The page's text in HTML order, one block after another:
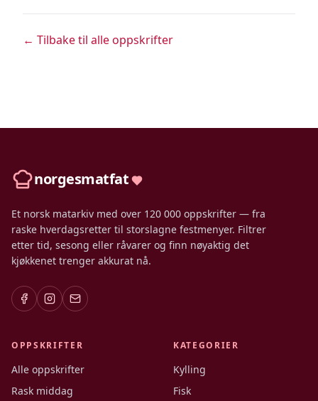
← Tilbake til alle oppskrifter
norgesmatfat
Et norsk matarkiv med over 120 000 oppskrifter — fra
raske hverdagsretter til storslagne festmenyer. Filtrer
etter tid, sesong eller råvarer og finn nøyaktig det
kjøkkenet trenger akkurat nå.
OPPSKRIFTER
Alle oppskrifter
Rask middag
KATEGORIER
Kylling
Fisk